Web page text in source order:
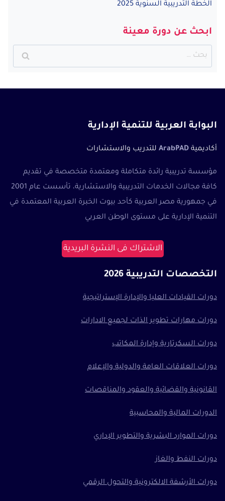
الخطة التدريبية السنوية 2025
ابحث عن دورة معينة
البحث
عن:
البوابة العربية للتنمية الإدارية
أكاديمية ArabPAD للتدريب والاستشارات
مؤسسة تدريبية رائدة متكاملة ومعتمدة متخصصة في تقديم
كافة مجالات الخدمات التدريبية والاستشارية، تأسست عام 2001
في جمهورية مصر العربية كأحد بيوت الخبرة العربية المعتمدة في
التنمية الإدارية على مستوى الوطن العربي
الاشتراك فى النشرة البريدية
التخصصات التدريبية 2026
دورات القيادات العليا والإدارة الإستراتيجية
دورات مهارات تطوير الذات لجميع الادارات
دورات السكرتارية وإدارة المكاتب
دورات العلاقات العامة والدولية والإعلام
القانونية والقضائية والعقود والمناقصات
الدورات المالية والمحاسبية
دورات الموارد البشرية والتطوير الإداري
دورات النفط والغاز
دورات الأرشفة الالكترونية والتحول الرقمي